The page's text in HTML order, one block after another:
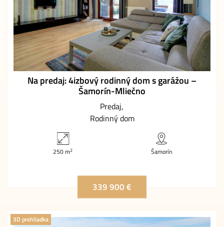
Na predaj: 4izbový rodinný dom s garážou –
Šamorín-Mliečno
Predaj
Rodinný dom
250 m2 Šamorín
339 900 €
3D prehliadka